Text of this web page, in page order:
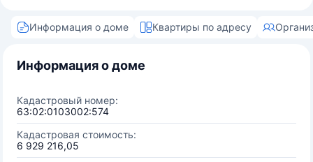
Информация о доме Квартиры по адресу
Информация о доме
Кадастровый номер:
63:02:0103002:574
Кадастровая стоимость:
6 929 216,05